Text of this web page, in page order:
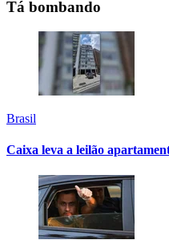
Tá bombando
Brasil
Caixa leva a leilão